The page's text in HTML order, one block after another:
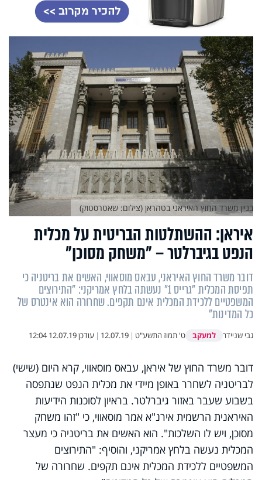
איראן: ההשתלטות הבריטית על מכלית
הנפט בגיברלטר – "משחק מסוכן"
דובר משרד החוץ האיראני, עבאס מוסאווי, האשים את בריטניה כי
תפיסת המכלית "גרייס 1" נעשתה בלחץ אמריקני: "התירוצים
המשפטיים ללכידת המכלית אינם תקפים. שחרורה הוא אינטרס של
כל המדינות"
גבי שניידר למעקב ט' תמוז התשע"ט |
12.07.19
| עודכן12.07.19 12:04
בניין משרד החוץ האיראני בטהראן (צילום: שאטרסטוק)
דובר משרד החוץ של איראן, עבאס מוסאווי, קרא היום (שישי)
לבריטניה לשחרר באופן מיידי את מכלית הנפט שנתפסה
בשבוע שעבר באזור גיברלטר. בראיון לסוכנות הידיעות
האיראנית הרשמית אירנ"א אמר מוסאווי, כי "זהו משחק
מסוכן, ויש לו השלכות". הוא האשים את בריטניה כי מעצר
המכלית נעשה בלחץ אמריקני, והוסיף: "התירוצים
המשפטיים ללכידת המכלית אינם תקפים. שחרורה של